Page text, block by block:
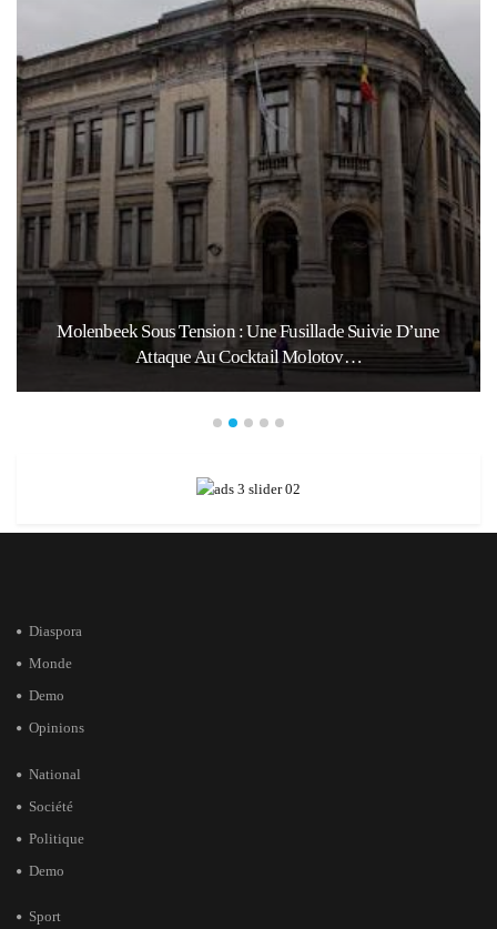
Molenbeek Sous Tension : Une Fusillade Suivie D’une
Attaque Au Cocktail Molotov…
Diaspora
Monde
Demo
Opinions
National
Société
Politique
Demo
Sport